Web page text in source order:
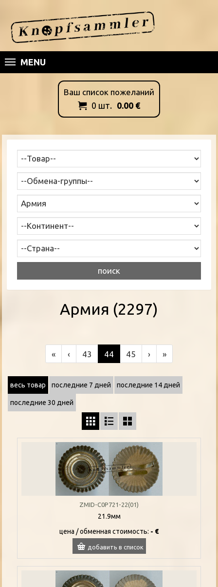
MENU
Ваш список пожеланий
 0 шт. 0.00 €
Армия (2297)
« ‹ 43 44 45 › »
весь товар последние 7 дней последние 14 дней
последние 30 дней
  
ZMID-C0P721-22(01)
21.9мм
цена / oбменная стоимость: - €
добавить в список